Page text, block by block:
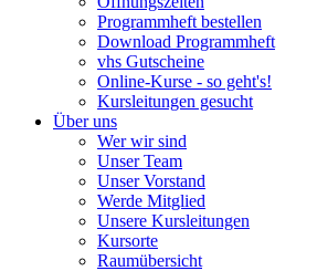
Programmheft bestellen
Download Programmheft
vhs Gutscheine
Online-Kurse - so geht's!
Kursleitungen gesucht
Über uns
Wer wir sind
Unser Team
Unser Vorstand
Werde Mitglied
Unsere Kursleitungen
Kursorte
Raumübersicht